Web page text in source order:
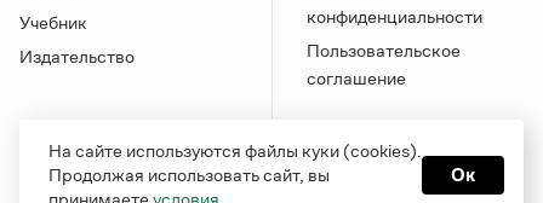
Учебник
Издательство
конфиденциальности
Пользовательское
соглашение
На сайте используются файлы куки (cookies).
Продолжая использовать сайт, вы
принимаетеусловия
Ок